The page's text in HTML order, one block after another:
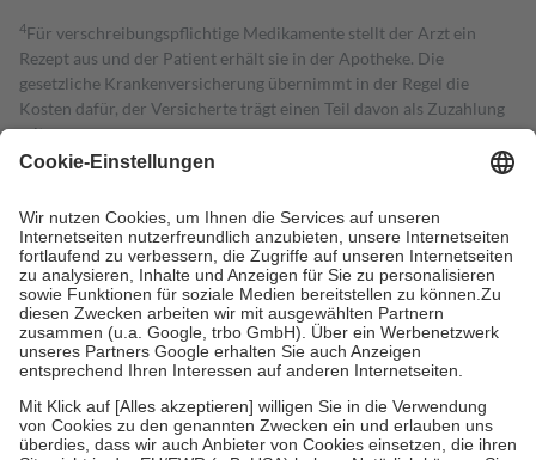
4Für verschreibungspflichtige Medikamente stellt der Arzt ein
Rezept aus und der Patient erhält sie in der Apotheke. Die
gesetzliche Krankenversicherung übernimmt in der Regel die
Kosten dafür, der Versicherte trägt einen Teil davon als Zuzahlung
mit.
Grundsätzlich leisten Mitglieder Zuzahlungen in Höhe von zehn
höchstens zehn Euro.
Es sind jedoch nie mehr als die tatsächlichen
Kosten der Leistung zu entrichten.
Diese Regeln gelten grundsätzlich auch für Online-Apotheken.
Bei Heilmitteln und häuslicher Krankenpflege beträgt die
Zuzahlung zehn Prozent der Kosten sowie zehn Euro je
Verordnung.
Um das Engagement der Versicherten für ihre eigene Gesundheit zu
stärken und die besondere Stellung der Familie zu unterstützen,
fallenkeine Zuzahlungenan bei:
• Kindern und Jugendlichen bis zum vollendeten 18. Lebensjahr